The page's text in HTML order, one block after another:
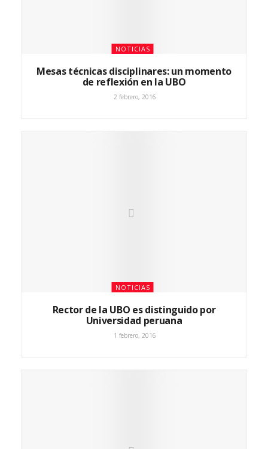
NOTICIAS
Mesas técnicas disciplinares: un momento
de reflexión en la UBO
2 febrero, 2016
NOTICIAS
Rector de la UBO es distinguido por
Universidad peruana
1 febrero, 2016